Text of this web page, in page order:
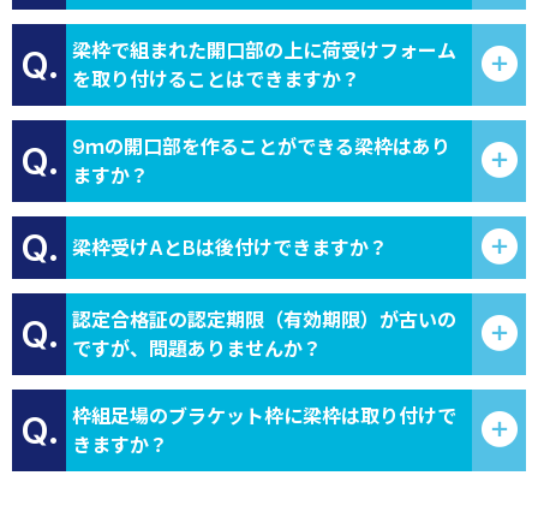
Q.
梁枠で組まれた開口部の上に荷受けフォーム
を取り付けることはできますか？
Q.
9ｍの開口部を作ることができる梁枠はあり
ますか？
Q. 梁枠受けAとBは後付けできますか？
Q.
認定合格証の認定期限（有効期限）が古いの
ですが、問題ありませんか？
Q.
枠組足場のブラケット枠に梁枠は取り付けで
きますか？